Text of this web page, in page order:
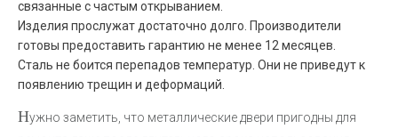
связанные с частым открыванием.
Изделия прослужат достаточно долго. Производители
готовы предоставить гарантию не менее 12 месяцев.
Сталь не боится перепадов температур. Они не приведут к
появлению трещин и деформаций.
Нужно заметить, что металлические двери пригодны для